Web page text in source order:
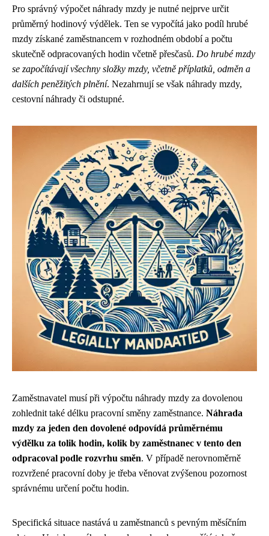
Pro správný výpočet náhrady mzdy je nutné nejprve určit
průměrný hodinový výdělek. Ten se vypočítá jako podíl hrubé
mzdy získané zaměstnancem v rozhodném období a počtu
skutečně odpracovaných hodin včetně přesčasů. Do hrubé mzdy
se započítávají všechny složky mzdy, včetně příplatků, odměn a
dalších peněžitých plnění. Nezahrnují se však náhrady mzdy,
cestovní náhrady či odstupné.
Zaměstnavatel musí při výpočtu náhrady mzdy za dovolenou
zohlednit také délku pracovní směny zaměstnance. Náhrada
mzdy za jeden den dovolené odpovídá průměrnému
výdělku za tolik hodin, kolik by zaměstnanec v tento den
odpracoval podle rozvrhu směn. V případě nerovnoměrně
rozvržené pracovní doby je třeba věnovat zvýšenou pozornost
správnému určení počtu hodin.
Specifická situace nastává u zaměstnanců s pevným měsíčním